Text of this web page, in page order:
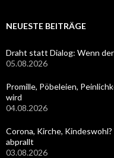
NEUESTE BEITRÄGE
Draht statt Dialog: Wenn
05.08.2026
Promille, Pöbeleien,
wird
04.08.2026
Corona, Kirche,
abprallt
03.08.2026